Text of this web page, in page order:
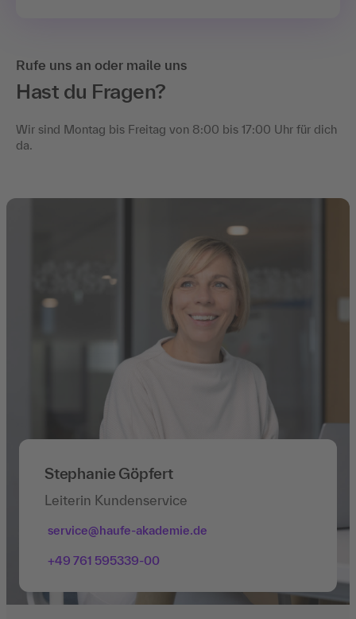
Rufe uns an oder maile uns
Hast du Fragen?
Wir sind Montag bis Freitag von 8:00 bis 17:00 Uhr für dich
da.
Stephanie Göpfert
Leiterin Kundenservice
service@haufe-akademie.de
+49 761 595339-00